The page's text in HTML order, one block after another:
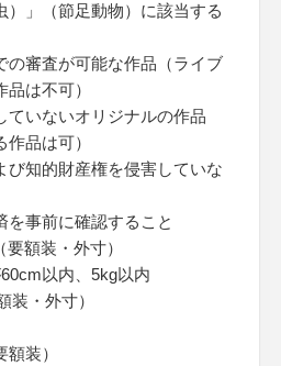
」（節足動物）に該当する
審査が可能な作品（ライブ
は不可）
いないオリジナルの作品
作品は可）
知的財産権を侵害していな
事前に確認すること
額装・外寸）
以内、5kg以内
・外寸）
装）